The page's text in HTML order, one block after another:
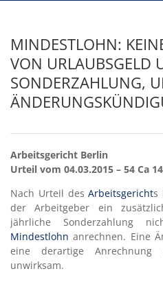
MINDESTLOHN:
VON URLAUBSGELD
SONDERZAHLUNG,
Arbeitsgericht Berlin
Urteil vom 04.03.2015 – 54 Ca
Nach Urteil desArbeitsgerichts
der Arbeitgeber ein
jährliche Sonderzahlung
Mindestlohn anrechnen. Eine
eine derartige
unwirksam.